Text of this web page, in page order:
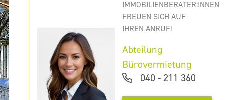
IMMOBILIENBERATER:INNEN
FREUEN SICH AUF
IHREN ANRUF!
Abteilung
Bürovermietung
040 - 211 360